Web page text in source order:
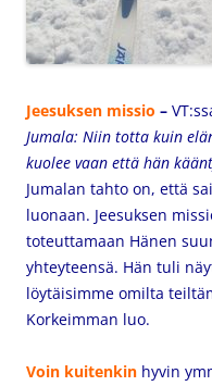
Jeesuksen missio –
Jumala: Niin totta kuin
kuolee vaan että hän
Jumalan tahto on, että
luonaan. Jeesuksen
toteuttamaan Hänen
yhteyteensä. Hän tuli
löytäisimme omilta
Korkeimman luo.
Voin kuitenkin hyvin